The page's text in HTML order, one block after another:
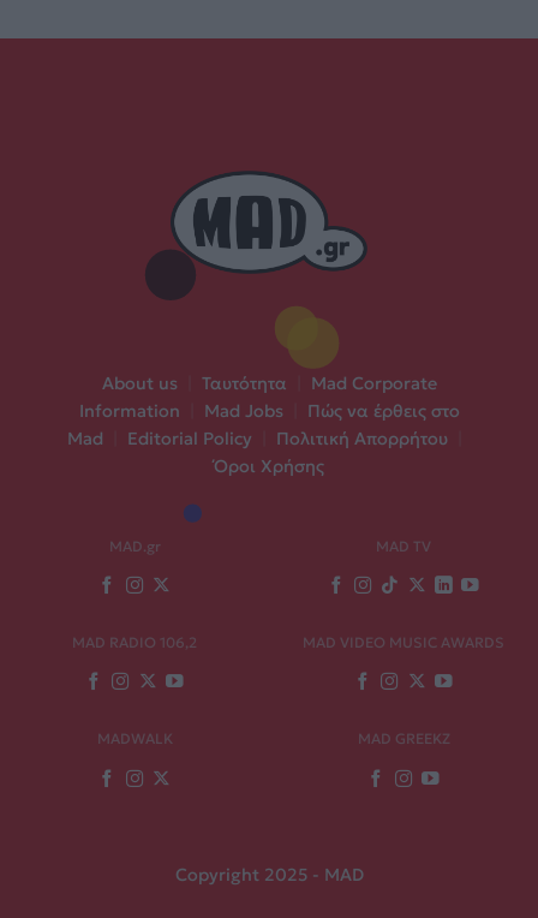
About us Ταυτότητα
Mad Corporate
Information
Mad Jobs
Πώς να έρθεις στο
Mad
Editorial Policy Πολιτική Απορρήτου
Όροι Χρήσης
MAD.gr MAD TV
MAD RADIO 106,2 MAD VIDEO MUSIC AWARDS
MADWALK MAD GREEKZ
Copyright 2025 - MAD